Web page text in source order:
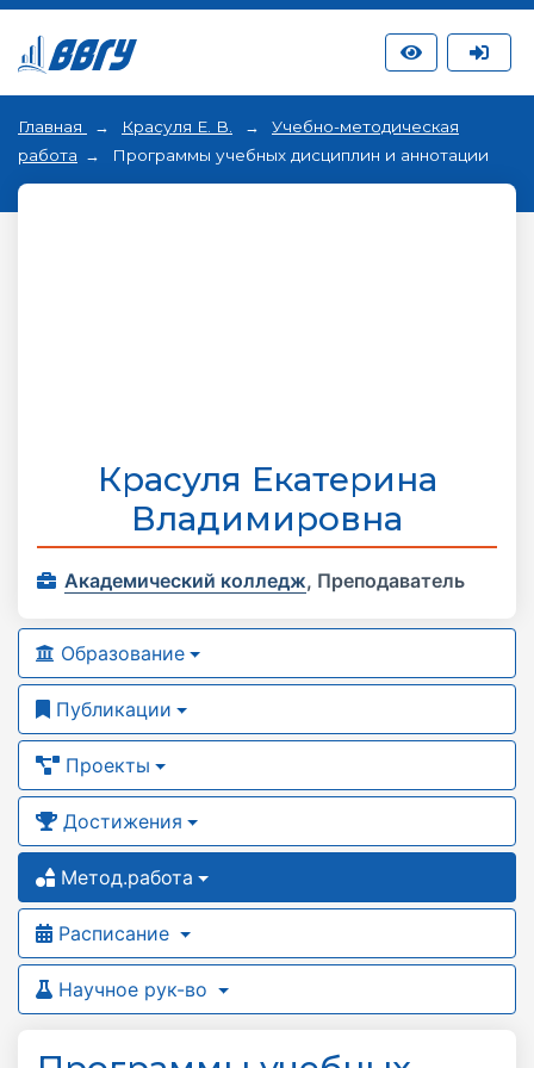
Главная Красуля Е. В.
Учебно-методическая
работа
Программы учебных дисциплин и аннотации
Красуля Екатерина
Владимировна
Академический колледж, Преподаватель
Образование
Публикации
Проекты
Достижения
Метод.работа
Расписание
Научное рук-во